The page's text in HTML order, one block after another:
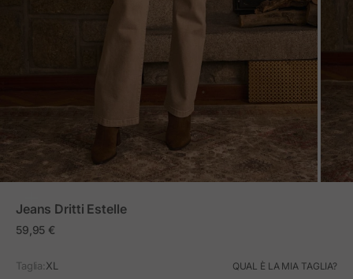
Jeans Dritti Estelle
Prezzo in offerta
59,95 €
Taglia:XL QUAL È LA MIA TAGLIA?